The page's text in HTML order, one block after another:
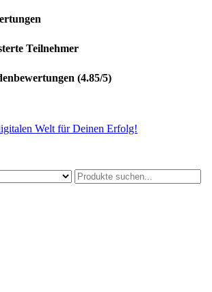
Teilnehmer
(4.85/5)
Welt für Deinen Erfolg!